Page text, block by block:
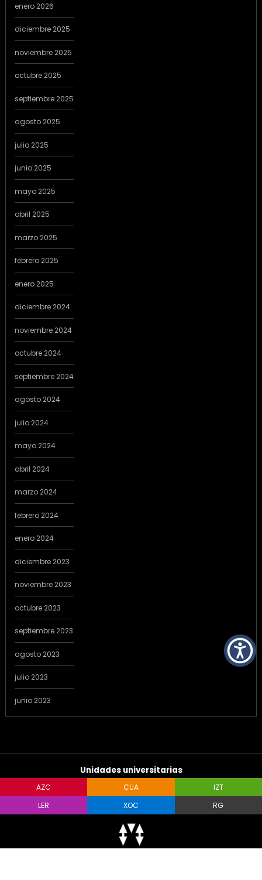
enero 2026
diciembre 2025
noviembre 2025
octubre 2025
septiembre 2025
agosto 2025
julio 2025
junio 2025
mayo 2025
abril 2025
marzo 2025
febrero 2025
enero 2025
diciembre 2024
noviembre 2024
octubre 2024
septiembre 2024
agosto 2024
julio 2024
mayo 2024
abril 2024
marzo 2024
febrero 2024
enero 2024
diciembre 2023
noviembre 2023
octubre 2023
septiembre 2023
agosto 2023
julio 2023
junio 2023
Unidades universitarias
AZC CUA
IZT
LER
XOC RG